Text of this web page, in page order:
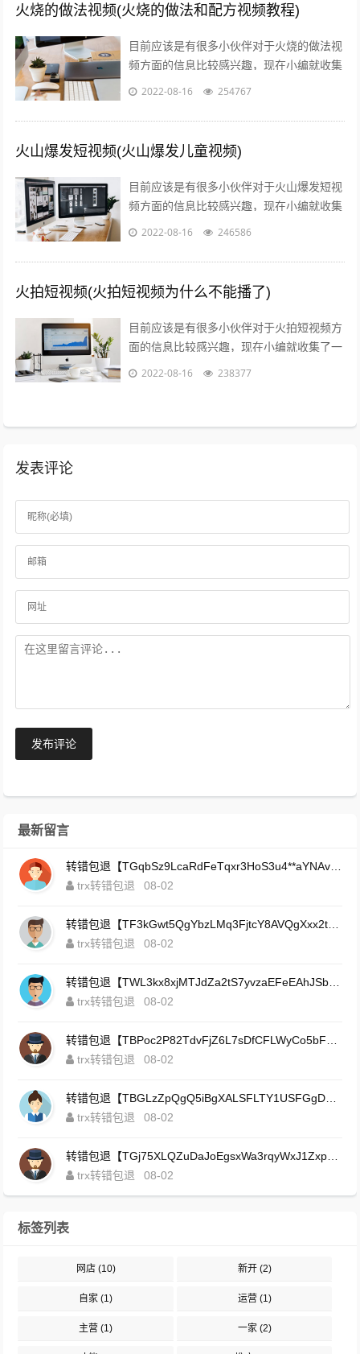
火烧的做法视频(火烧的做法和配方视频教程)
目前应该是有很多小伙伴对于火烧的做法视
频方面的信息比较感兴趣，现在小编就收集
了一些与火烧的做法和配方视频教程相关的
2022-08-16 254767
火山爆发短视频(火山爆发儿童视频)
目前应该是有很多小伙伴对于火山爆发短视
频方面的信息比较感兴趣，现在小编就收集
了一些与火山爆发儿童视频相关的信息来分
2022-08-16 246586
火拍短视频(火拍短视频为什么不能播了)
目前应该是有很多小伙伴对于火拍短视频方
面的信息比较感兴趣，现在小编就收集了一
些与火拍短视频为什么不能播了相关的信息
2022-08-16 238377
发表评论
发布评论
最新留言
trx转错包退
08-02
trx转错包退
08-02
trx转错包退
08-02
trx转错包退
08-02
trx转错包退
08-02
trx转错包退
08-02
标签列表
网店(10) 新开(2)
自家 (1) 运营 (1)
主营 (1) 一家(2)